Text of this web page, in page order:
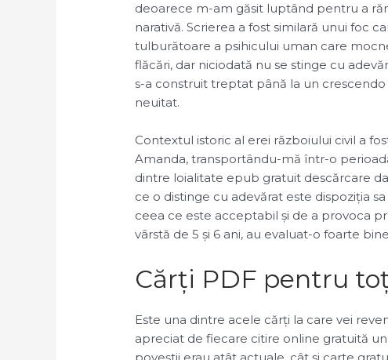
deoarece m-am găsit luptând pentru a
narativă. Scrierea a fost similară unui foc
tulburătoare a psihicului uman care
flăcări, dar niciodată nu se stinge cu
s-a construit treptat până la un
neuitat.
Contextul istoric al erei războiului civil a
Amanda, transportându-mă într-o
dintre loialitate epub gratuit descărcare
ce o distinge cu adevărat este dispoziția
ceea ce este acceptabil și de a provoca
vârstă de 5 și 6 ani, au evaluat-o foarte
Cărți PDF pentru
Este una dintre acele cărți la care vei
apreciat de fiecare citire online gratuită